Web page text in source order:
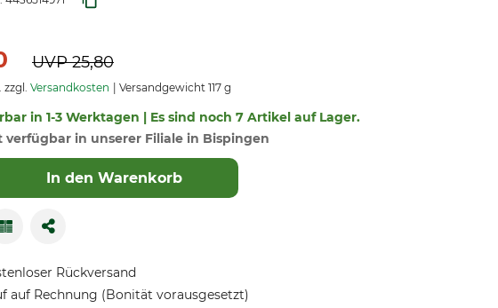
UVP25,80
zzgl. Versandkosten Versandgewicht 117 g
in 1-3 Werktagen | Es sind noch 7 Artikel auf Lager.
verfügbar in unserer Filiale in Bispingen
In den Warenkorb
Rückversand
auf Rechnung (Bonität vorausgesetzt)